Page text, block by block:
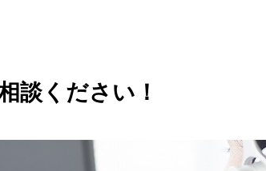
談ください！